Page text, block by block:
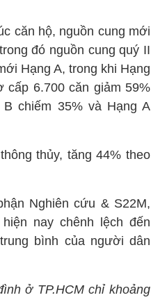
căn hộ, nguồn cung mới
đó nguồn cung quý II
Hạng A, trong khi Hạng
cấp 6.700 căn giảm 59%
chiếm 35% và Hạng A
thủy, tăng 44% theo
Nghiên cứu & S22M,
nay chênh lệch đến
bình của người dân
ở TP.HCM chỉ khoảng